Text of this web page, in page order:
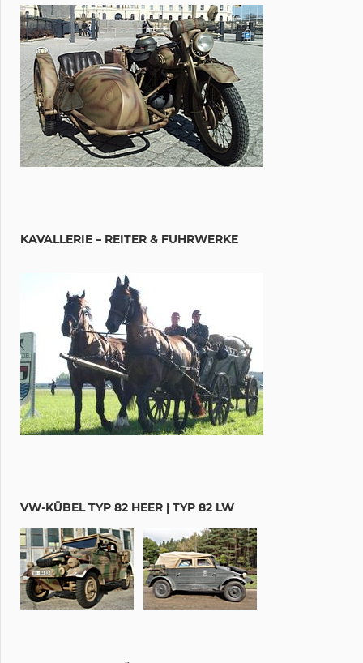
KAVALLERIE – REITER & FUHRWERKE
VW-KÜBEL TYP 82 HEER | TYP 82 LW